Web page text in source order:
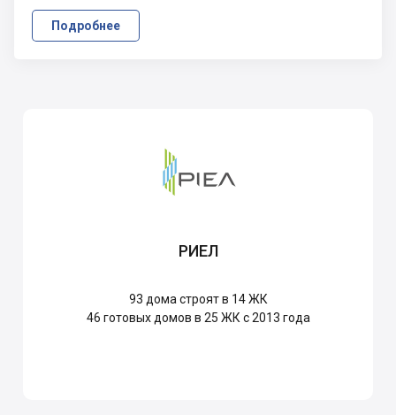
Подробнее
РИЕЛ
93 дома строят в 14 ЖК
46 готовых домов в 25 ЖК с 2013 года